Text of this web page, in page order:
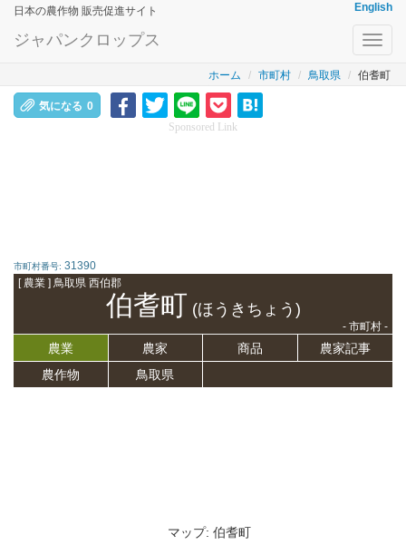
日本の農作物 販売促進サイト English
ジャパンクロップス
ホーム 市町村 鳥取県 伯耆町
気になる 0
Sponsored Link
市町村番号: 31390
[ 農業 ] 鳥取県 西伯郡
伯耆町 (ほうきちょう)
- 市町村 -
農業 農家 商品
農家記事
農作物
鳥取県
マップ: 伯耆町